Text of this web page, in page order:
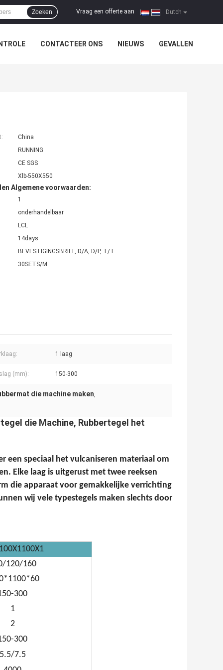
Dutch
Vraag een offerte aan
Zoeken
CONTACTEER ONS NIEUWS GEVALLEN
China
RUNNING
CE SGS
Xlb-550X550
Algemene voorwaarden:
1
onderhandelbaar
LCL
14days
BEVESTIGINGSBRIEF, D/A, D/P, T/T
30SETS/M
1 laag
(mm): 150-300
die machine maken,
die Machine, Rubbertegel het
een speciaal het vulcaniseren materiaal om
Elke laag is uitgerust met twee reeksen
die apparaat voor gemakkelijke verrichting
wij vele typestegels maken slechts door
120/160
300
1
2
300
7.5